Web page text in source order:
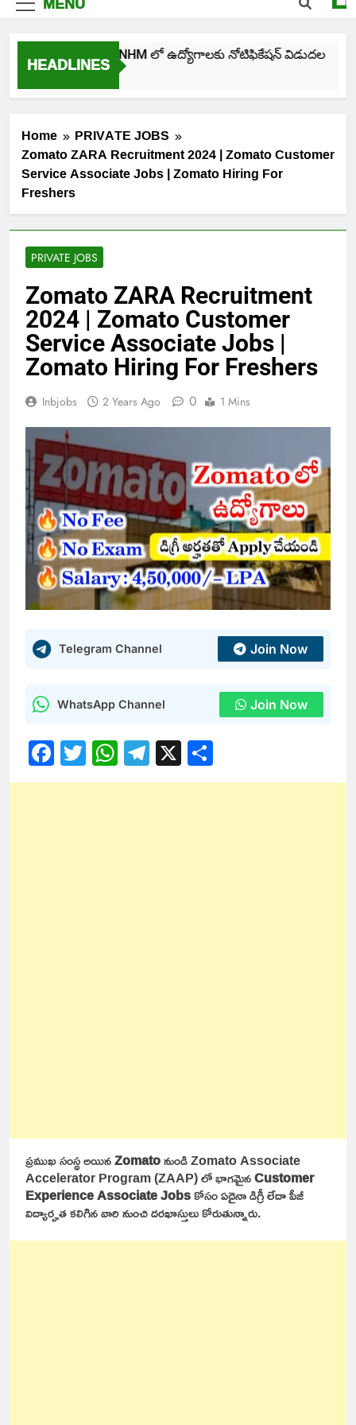
HEADLINES
తెలంగాణ NHM లో ఉద్యోగాలకు నోటిఫికేషన్ విడుదల
Home
PRIVATE JOBS
Zomato ZARA Recruitment 2024 | Zomato Customer
Service Associate Jobs | Zomato Hiring For
Freshers
PRIVATE JOBS
Zomato ZARA Recruitment
2024 | Zomato Customer
Service Associate Jobs |
Zomato Hiring For Freshers
Inbjobs 2 Years Ago 0 1 Mins
Telegram Channel Join Now
WhatsApp Channel Join Now
Facebook
Twitter
WhatsApp
Telegram
X
ప్రముఖ సంస్థ అయినZomatoనుండి Zomato Associate
Accelerator Program (ZAAP) లో భాగమైనCustomer
Experience Associate Jobsకోసం ఏదైనా డిగ్రీ లేదా పీజీ
విద్యార్హత కలిగిన వారి నుంచి దరఖాస్తులు కోరుతున్నారు.